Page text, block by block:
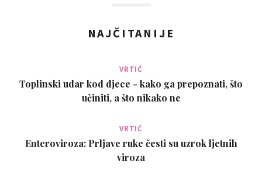
NAJČITANIJE
VRTIĆ
Toplinski udar kod djece - kako ga prepoznati, što
učiniti, a što nikako ne
VRTIĆ
Enteroviroza: Prljave ruke česti su uzrok ljetnih
viroza